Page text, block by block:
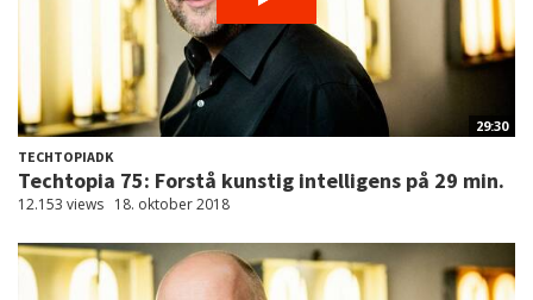
29:30
TECHTOPIADK
Techtopia 75: Forstå kunstig intelligens på 29 min.
12.153 views 18. oktober 2018